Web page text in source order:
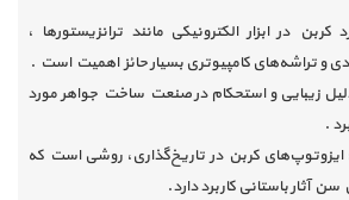
کربن در ابزار الکترونیکی مانند ترانزیستورها ،
و تراشه‌های کامپیوتری بسیار حائز اهمیت است .
زیبایی و استحکام در صنعت ساخت جواهر مورد
.
ایزوتوپ‌های کربن در تاریخ‌گذاری، روشی است که
آثار باستانی کاربرد دارد.